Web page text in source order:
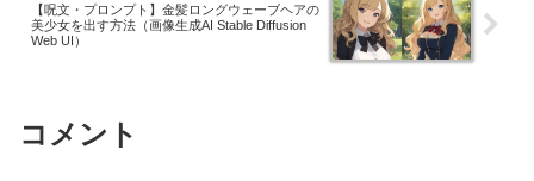
【呪文・プロンプト】金髪ロングウェーブヘアの
美少女を出す方法（画像生成AI Stable Diffusion
Web UI）
コメント